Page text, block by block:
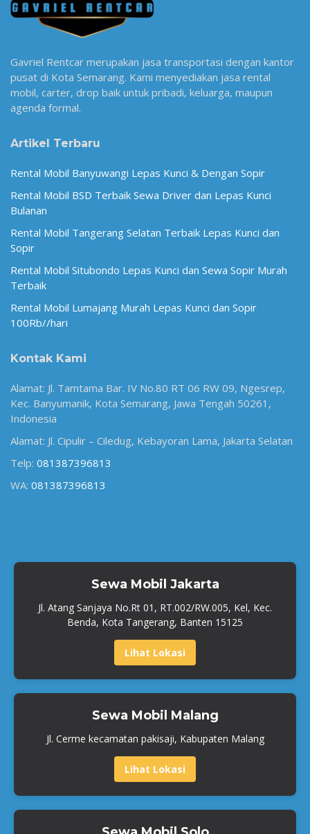
Gavriel Rentcar merupakan jasa transportasi dengan kantor
pusat di Kota Semarang. Kami menyediakan jasa rental
mobil, carter, drop baik untuk pribadi, keluarga, maupun
agenda formal.
Artikel Terbaru
Rental Mobil Banyuwangi Lepas Kunci & Dengan Sopir
Rental Mobil BSD Terbaik Sewa Driver dan Lepas Kunci
Bulanan
Rental Mobil Tangerang Selatan Terbaik Lepas Kunci dan
Sopir
Rental Mobil Situbondo Lepas Kunci dan Sewa Sopir Murah
Terbaik
Rental Mobil Lumajang Murah Lepas Kunci dan Sopir
100Rb//hari
Kontak Kami
Alamat: Jl. Tamtama Bar. IV No.80 RT 06 RW 09, Ngesrep,
Kec. Banyumanik, Kota Semarang, Jawa Tengah 50261,
Indonesia
Alamat: Jl. Cipulir – Ciledug, Kebayoran Lama, Jakarta Selatan
Telp: 081387396813
WA: 081387396813
Sewa Mobil Jakarta
Jl. Atang Sanjaya No.Rt 01, RT.002/RW.005, Kel, Kec.
Benda, Kota Tangerang, Banten 15125
Lihat Lokasi
Sewa Mobil Malang
Jl. Cerme kecamatan pakisaji, Kabupaten Malang
Lihat Lokasi